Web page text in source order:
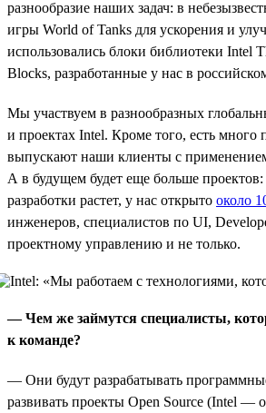
разнообразие наших задач: в
игры World of Tanks для ускорения и
использовались блоки библиотеки Intel
Blocks, разработанные у нас в
Мы участвуем в разнообразных
и проектах Intel. Кроме того, есть много
выпускают наши клиенты с
А в будущем будет еще больше
разработки растет, у нас открыто около
инженеров, специалистов по UI,
проектному управлению и не только.
— Чем же займутся специалисты,
к команде?
— Они будут разрабатывать
развивать проекты Open Source (Intel —